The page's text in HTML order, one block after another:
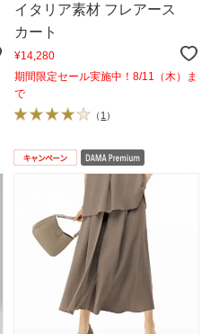
イタリア素材 フレアース
カート
¥14,280
期間限定セール実施中！8/11（木）ま
で
（ 1 ）